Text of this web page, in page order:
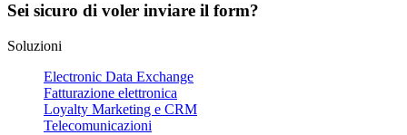
Sei sicuro di voler inviare il form?
Soluzioni
Electronic Data Exchange
Fatturazione elettronica
Loyalty Marketing e CRM
Telecomunicazioni